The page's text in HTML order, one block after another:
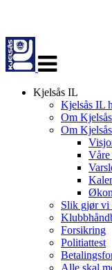
navigasjon
Kjelsås IL
Kjelsås IL
Om
Om
Våre
Slik gjør vi
Forsikring
Politiattest
Alle skal